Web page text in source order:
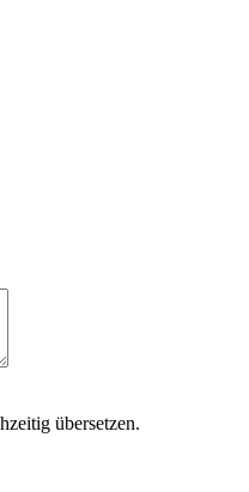
übersetzen.